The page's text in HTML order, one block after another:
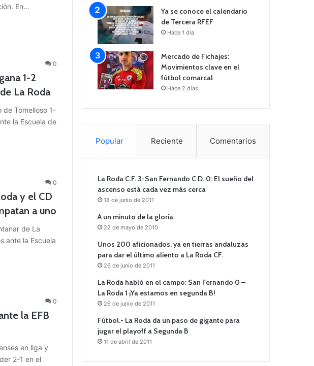
En…
0
1-2
La Roda
Tomelloso 1-
la Escuela de
0
y el CD
a uno
de La
ante la Escuela
0
la EFB
en liga y
2-1 en el
Ya se conoce el calendario
de Tercera RFEF
Hace 1 día
Mercado de Fichajes:
Movimientos clave en el
fútbol comarcal
Hace 2 días
Popular Reciente Comentarios
La Roda C.F. 3-San Fernando C.D. 0: El sueño del
ascenso está cada vez más cerca
18 de junio de 2011
A un minuto de la gloria
22 de mayo de 2010
Unos 200 aficionados, ya en tierras andaluzas
para dar el último aliento a La Roda CF.
26 de junio de 2011
La Roda habló en el campo: San Fernando 0 –
La Roda 1 ¡Ya estamos en segunda B!
26 de junio de 2011
Fútbol.- La Roda da un paso de gigante para
jugar el playoff a Segunda B
11 de abril de 2011